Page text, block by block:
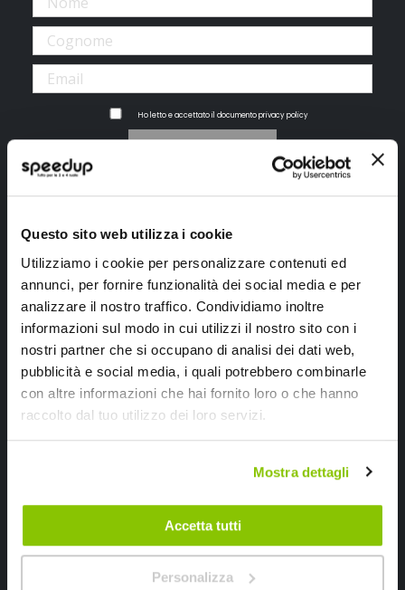
Questo sito web utilizza i cookie
Utilizziamo i cookie per personalizzare contenuti ed
annunci, per fornire funzionalità dei social media e per
analizzare il nostro traffico. Condividiamo inoltre
informazioni sul modo in cui utilizzi il nostro sito con i
nostri partner che si occupano di analisi dei dati web,
pubblicità e social media, i quali potrebbero combinarle
con altre informazioni che hai fornito loro o che hanno
raccolto dal tuo utilizzo dei loro servizi.
Mostra dettagli
Accetta tutti
Personalizza
Ho letto e accettato il documentoprivacy policy
Segui SPEEDUP.IT
SpeedUp.it
PIVA IT03490830266
Speedup.it by Trio Group